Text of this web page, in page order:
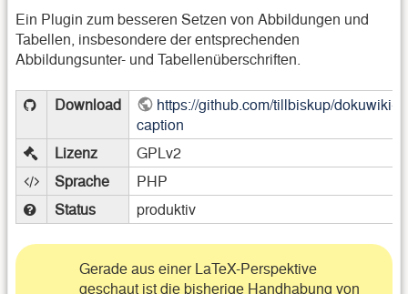
Ein Plugin zum besseren Setzen von Abbildungen und
Tabellen, insbesondere der entsprechenden
Abbildungsunter- und Tabellenüberschriften.
Download
https://github.com/tillbiskup/dokuwiki-
caption
Lizenz
GPLv2
Sprache
PHP
Status
produktiv
Gerade aus einer LaTeX-Perspektive
geschaut ist die bisherige Handhabung von